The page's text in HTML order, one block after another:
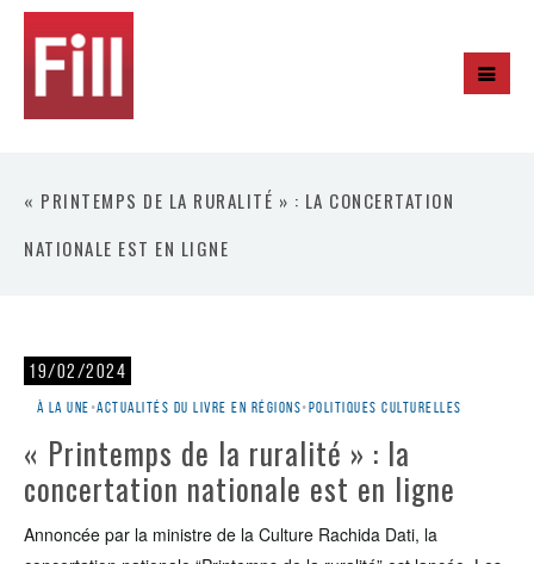
« PRINTEMPS DE LA RURALITÉ » : LA CONCERTATION
NATIONALE EST EN LIGNE
19/02/2024
À la une •Actualités du livre en régions•Politiques culturelles
« Printemps de la ruralité » : la
concertation nationale est en ligne
Annoncée par la ministre de la Culture Rachida Dati, la